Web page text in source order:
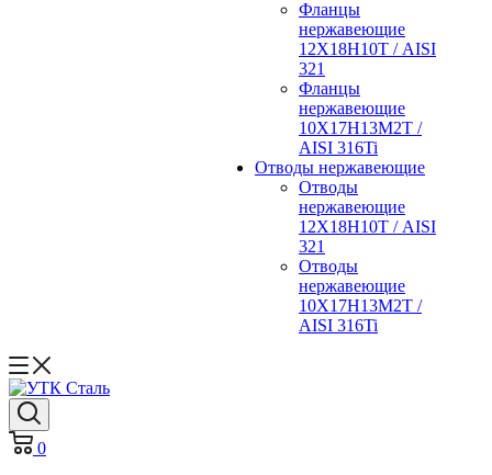
Фланцы
нержавеющие
12Х18Н10Т / AISI
321
Фланцы
нержавеющие
10Х17Н13М2Т /
AISI 316Ti
Отводы нержавеющие
Отводы
нержавеющие
12Х18Н10Т / AISI
321
Отводы
нержавеющие
10Х17Н13М2Т /
AISI 316Ti
0